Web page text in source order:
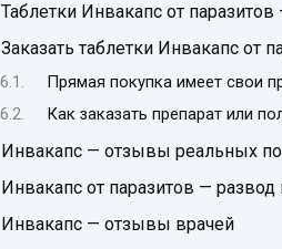
Таблетки Инвакапс от
Заказать таблетки Инвакапс от
Прямая покупка имеет свои
Как заказать препарат или
Инвакапс — отзывы реальных
Инвакапс от паразитов — развод
Инвакапс — отзывы врачей